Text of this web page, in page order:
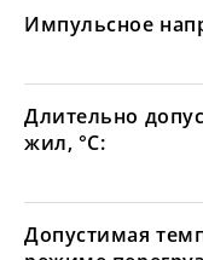
Импульсное
Длительно
жил, °С:
Допустимая